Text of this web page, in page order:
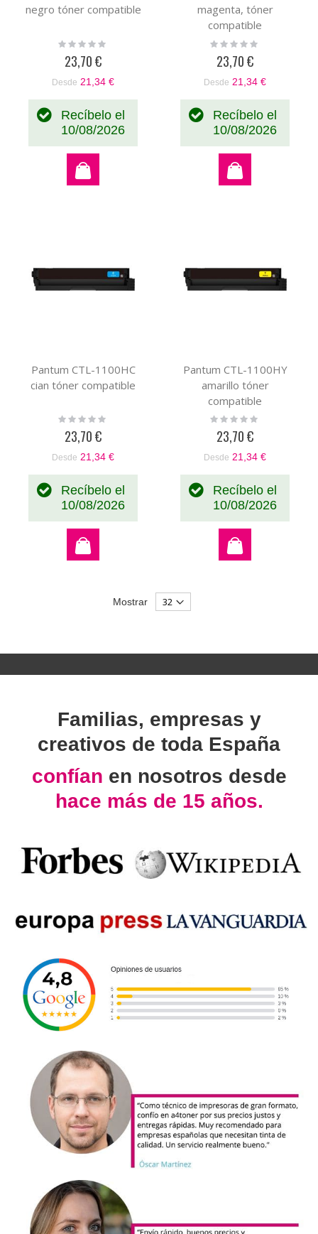
negro tóner compatible
Rating:
23,70 €
Desde 21,34 €
Recíbelo el
10/08/2026
magenta, tóner
compatible
Rating:
23,70 €
Desde 21,34 €
Recíbelo el
10/08/2026
Pantum CTL-1100HC
cian tóner compatible
Rating:
23,70 €
Desde 21,34 €
Recíbelo el
10/08/2026
Pantum CTL-1100HY
amarillo tóner
compatible
Rating:
23,70 €
Desde 21,34 €
Recíbelo el
10/08/2026
Mostrar
Familias, empresas y
creativos de toda España
confían en nosotros desde
hace más de 15 años.